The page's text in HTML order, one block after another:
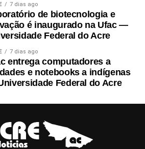
propostas foi definida na reunião
desta terça-feira, 3, e passou
de outro projeto que cria
ensino – um deles em Patos (PB),
e reduto eleitoral deHugo
PB).
de autoria da Mesa Diretora,
Gratificação de Desempenho e
7 dias ago
de biotecnologia e
é inaugurado na Ufac —
Federal do Acre
7 dias ago
entrega computadores a
e notebooks a indígenas
Federal do Acre